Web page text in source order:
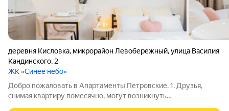
деревня Кисловка, микрорайон Левобережный,улица Василия
Кандинского, 2
ЖК «Синее небо»
Добро пожаловать в Апартаменты Петровские. 1. Друзья,
снимая квартиру помесячно, могут возникнуть